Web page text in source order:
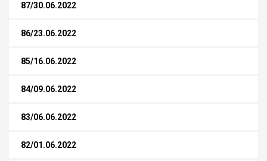
87/30.06.2022
86/23.06.2022
85/16.06.2022
84/09.06.2022
83/06.06.2022
82/01.06.2022